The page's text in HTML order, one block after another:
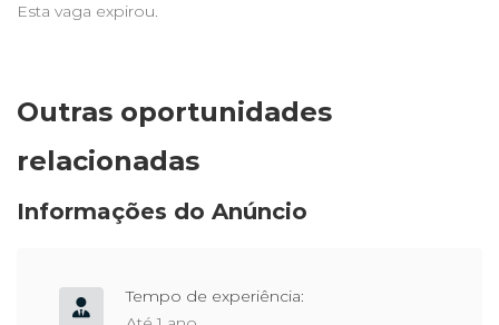
Esta vaga expirou.
Outras oportunidades
relacionadas
Informações do Anúncio
Tempo de experiência: